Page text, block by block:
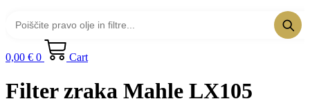
0,00 € 0 Cart
Filter zraka Mahle LX105